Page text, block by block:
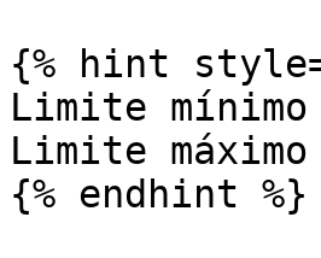
{% hint
Limite
Limite
{% endhint %}